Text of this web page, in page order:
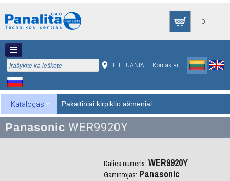
0
LITHUANIA Kontaktai
Katalogas Pakaitiniai kirpiklio ašmeniai
Panasonic WER9920Y
Dalies numeris: WER9920Y
Gamintojas: Panasonic